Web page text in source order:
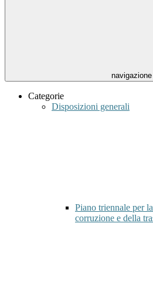
navigazione
Categorie
Disposizioni generali
Piano triennale per
corruzione e della